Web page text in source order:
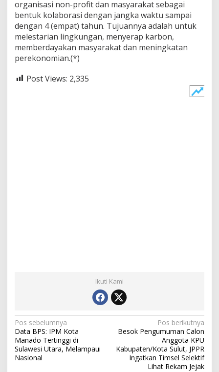
organisasi non-profit dan masyarakat sebagai
bentuk kolaborasi dengan jangka waktu sampai
dengan 4 (empat) tahun. Tujuannya adalah untuk
melestarian lingkungan, menyerap karbon,
memberdayakan masyarakat dan meningkatan
perekonomian.(*)
Post Views: 2,335
Ikuti Kami
N
a
v
Pos sebelumnya
Data BPS: IPM Kota
Manado Tertinggi di
Sulawesi Utara, Melampaui
Nasional
Pos berikutnya
Besok Pengumuman Calon
Anggota KPU
Kabupaten/Kota Sulut, JPPR
Ingatkan Timsel Selektif
Lihat Rekam Jejak